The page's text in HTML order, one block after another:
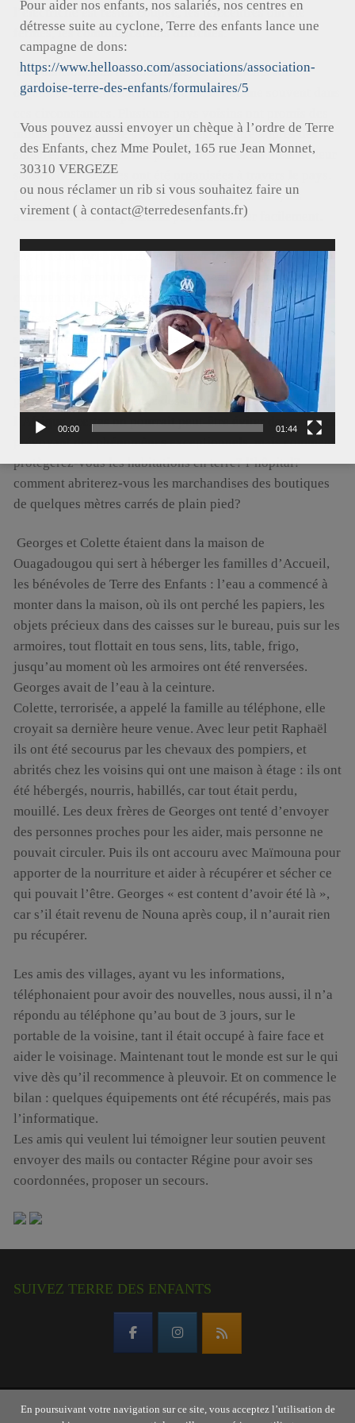
l’électricité est restée coupée, les télécentres ont été
fermés, les communications difficiles.
Des distributions de nourriture, de vêtements sont
organisées. La solidarité joue à plein comme souvent dans
millions de FCFA, le président s’est montré auprès des
sinistrés, les députés ont promis de verser un mois de leur
salaire, des collectes ont été organisées à travers le pays.
Le bilan économique sera lourd, les commerces, les
administrations ne pourront pas redémarrer facilement.
Pas d’assurance pour dédommager les familles
endeuillées, rembourser les biens perdus, on ne sait
comment reloger les occupants des maisons : il faudra
reconstruire entièrement des quartiers (avec la
spéculation immobilière, cela aggravera la situation des
pauvres!). On se demande si ces phénomènes climatiques
vont se multiplier (réchauffement de la planète?) et on
parle aussi de l’indigence des services météo dans toute
l’Afrique : certes on pourrait peut-être éviter des morts en
prévoyant des phénomènes exceptionnels, mais comment
protègerez-vous les habitations en terre? l’hôpital?
comment abriterez-vous les marchandises des boutiques
de quelques mètres carrés de plain pied?
Georges et Colette étaient dans la maison de
Ouagadougou qui sert à héberger les familles d’Accueil,
les bénévoles de Terre des Enfants : l’eau a commencé à
monter dans la maison, où ils ont perché les papiers, les
objets précieux dans des caisses sur le bureau, puis sur les
armoires, tout flottait en tous sens, lits, table, frigo,
jusqu’au moment où les armoires ont été renversées.
Georges avait de l’eau à la ceinture.
Colette, terrorisée, a appelé la famille au téléphone, elle
croyait sa dernière heure venue. Avec leur petit Raphaël
ils ont été secourus par les chevaux des pompiers, et
abrités chez les voisins qui ont une maison à étage : ils ont
été hébergés, nourris, habillés, car tout était perdu,
mouillé. Les deux frères de Georges ont tenté d’envoyer
des personnes proches pour les aider, mais personne ne
pouvait circuler. Puis ils ont accouru avec Maïmouna pour
apporter de la nourriture et aider à récupérer et sécher ce
qui pouvait l’être. Georges « est content d’avoir été là »,
car s’il était revenu de Nouna après coup, il n’aurait rien
pu récupérer.
Les amis des villages, ayant vu les informations,
téléphonaient pour avoir des nouvelles, nous aussi, il n’a
répondu au téléphone qu’au bout de 3 jours, sur le
portable de la voisine, tant il était occupé à faire face et
aider le voisinage. Maintenant tout le monde est sur le qui
vive dès qu’il recommence à pleuvoir. Et on commence le
bilan : quelques équipements ont été récupérés, mais pas
l’informatique.
Les amis qui veulent lui témoigner leur soutien peuvent
envoyer des mails ou contacter Régine pour avoir ses
coordonnées, proposer un secours.
SUIVEZ TERRE DES ENFANTS
Copyright © 2026 Terre des enfants – association
Pour aider nos enfants, nos salariés, nos centres en
détresse suite au cyclone, Terre des enfants lance une
campagne de dons:
https://www.helloasso.com/associations/association-
gardoise-terre-des-enfants/formulaires/5
Vous pouvez aussi envoyer un chèque à l’ordre de Terre
des Enfants, chez Mme Poulet, 165 rue Jean Monnet,
30310 VERGEZE
ou nous réclamer un rib si vous souhaitez faire un
virement ( à contact@terredesenfants.fr)
00:00 01:44
En poursuivant votre navigation sur ce site, vous acceptez l’utilisation de